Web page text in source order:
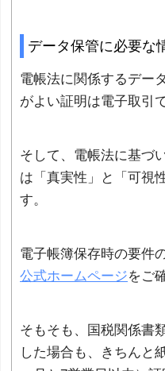
データ保管に必要な
電帳法に関係するデー
がよい証明は電子取引
そして、電帳法に基づ
は「真実性」と「可視
す。
電子帳簿保存時の要件
公式ホームページをご
そもそも、国税関係書
した場合も、きちんと